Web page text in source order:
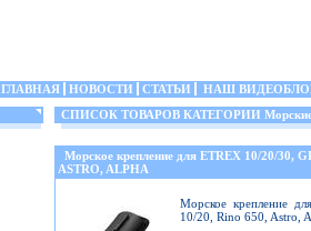
ГЛАВНАЯ НОВОСТИ СТАТЬИ
НАШ
СПИСОК ТОВАРОВ КАТЕГОРИИ Морские
Морское крепление для ETREX 10/20/30,
ASTRO, ALPHA
Морское крепление
10/20, Rino 650, Astro,